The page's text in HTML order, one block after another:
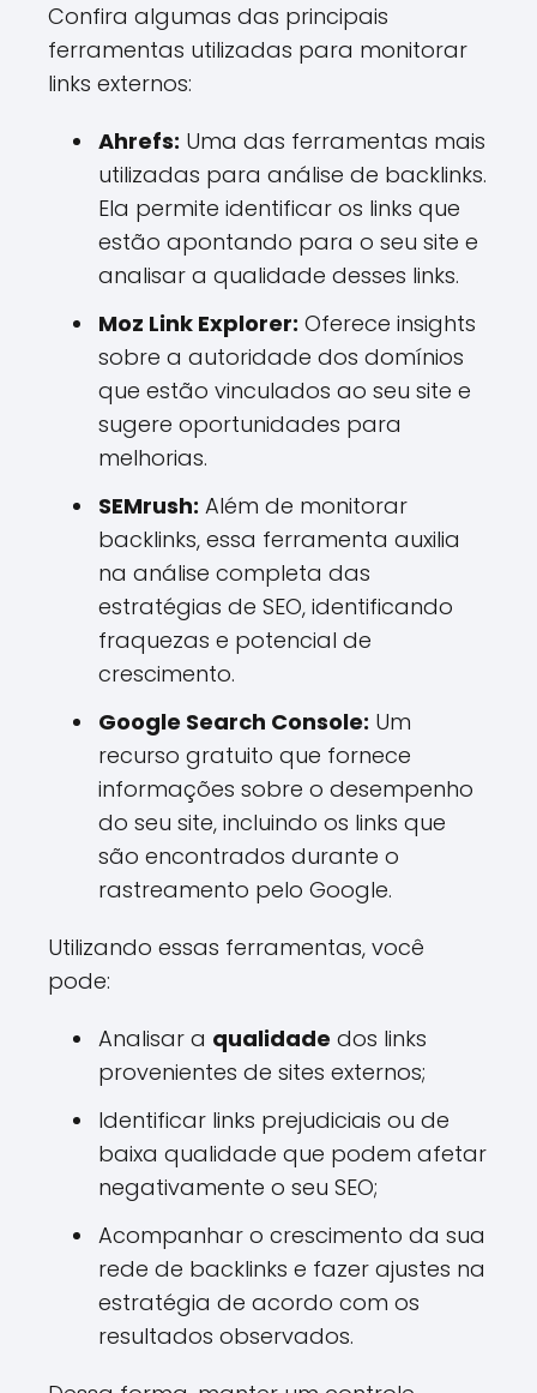
Confira algumas das principais
ferramentas utilizadas para monitorar
links externos:
Ahrefs: Uma das ferramentas mais
utilizadas para análise de backlinks.
Ela permite identificar os links que
estão apontando para o seu site e
analisar a qualidade desses links.
Moz Link Explorer: Oferece insights
sobre a autoridade dos domínios
que estão vinculados ao seu site e
sugere oportunidades para
melhorias.
SEMrush: Além de monitorar
backlinks, essa ferramenta auxilia
na análise completa das
estratégias de SEO, identificando
fraquezas e potencial de
crescimento.
Google Search Console: Um
recurso gratuito que fornece
informações sobre o desempenho
do seu site, incluindo os links que
são encontrados durante o
rastreamento pelo Google.
Utilizando essas ferramentas, você
pode:
Analisar a qualidade dos links
provenientes de sites externos;
Identificar links prejudiciais ou de
baixa qualidade que podem afetar
negativamente o seu SEO;
Acompanhar o crescimento da sua
rede de backlinks e fazer ajustes na
estratégia de acordo com os
resultados observados.